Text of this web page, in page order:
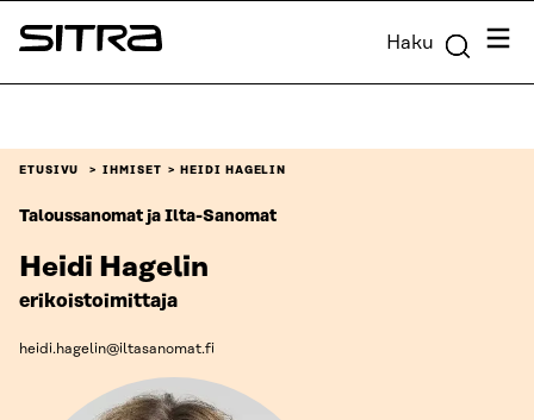
Siirry
suoraan
Sitra Haku
ETUSIVU IHMISET HEIDI HAGELIN
Taloussanomat ja Ilta-Sanomat
Heidi Hagelin
erikoistoimittaja
heidi.hagelin@iltasanomat.fi